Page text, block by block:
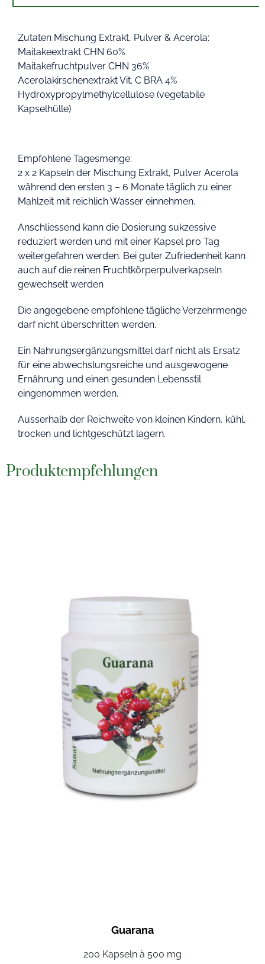
Zutaten Mischung Extrakt, Pulver & Acerola:
Maitakeextrakt CHN 60%
Maitakefruchtpulver CHN 36%
Acerolakirschenextrakt Vit. C BRA 4%
Hydroxypropylmethylcellulose (vegetabile
Kapselhülle)
Empfohlene Tagesmenge:
2 x 2 Kapseln der Mischung Extrakt, Pulver Acerola
während den ersten 3 – 6 Monate täglich zu einer
Mahlzeit mit reichlich Wasser einnehmen.
Anschliessend kann die Dosierung sukzessive
reduziert werden und mit einer Kapsel pro Tag
weitergefahren werden. Bei guter Zufriedenheit kann
auch auf die reinen Fruchtkörperpulverkapseln
gewechselt werden
Die angegebene empfohlene tägliche Verzehrmenge
darf nicht überschritten werden.
Ein Nahrungsergänzungsmittel darf nicht als Ersatz
für eine abwechslungsreiche und ausgewogene
Ernährung und einen gesunden Lebensstil
eingenommen werden.
Ausserhalb der Reichweite von kleinen Kindern, kühl,
trocken und lichtgeschützt lagern.
Produktempfehlungen
Guarana
200 Kapseln à 500 mg